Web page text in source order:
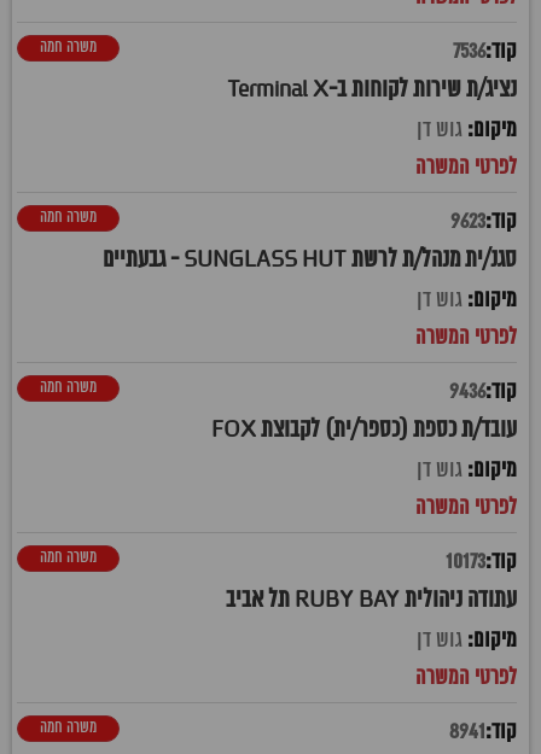
7536
נציג/ת שירות לקוחות ב-Terminal X
משרה חמה
גוש דן
9623
סגנ/ית מנהל/ת לרשת SUNGLASS HUT - גבעתיים
משרה חמה
גוש דן
9436
עובד/ת כספת (כספר/ית) לקבוצת FOX
משרה חמה
גוש דן
10173
עתודה ניהולית RUBY BAY תל אביב
משרה חמה
גוש דן
8941 משרה חמה